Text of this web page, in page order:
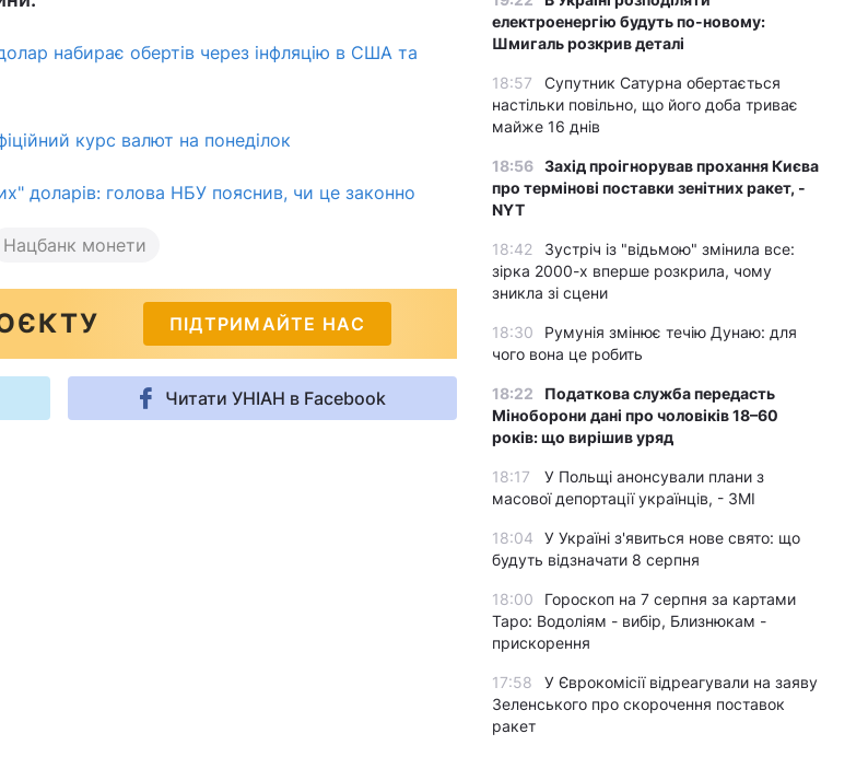
набирає обертів через інфляцію в США та
курс валют на понеділок
доларів: голова НБУ пояснив, чи це законно
Нацбанк монети
ПІДТРИМАЙТЕ НАС
Читати УНІАН в Facebook
електроенергію будуть по-новому:
Шмигаль розкрив деталі
18:57
Супутник Сатурна обертається
настільки повільно, що його доба триває
майже 16 днів
18:56 Захід проігнорував прохання Києва
про термінові поставки зенітних ракет, -
NYT
18:42
Зустріч із "відьмою" змінила все:
зірка 2000-х вперше розкрила, чому
зникла зі сцени
18:30
Румунія змінює течію Дунаю: для
чого вона це робить
18:22
Податкова служба передасть
Міноборони дані про чоловіків 18–60
років: що вирішив уряд
18:17
У Польщі анонсували плани з
масової депортації українців, - ЗМІ
18:04
У Україні з'явиться нове свято: що
будуть відзначати 8 серпня
18:00
Гороскоп на 7 серпня за картами
Таро: Водоліям - вибір, Близнюкам -
прискорення
17:58
У Єврокомісії відреагували на заяву
Зеленського про скорочення поставок
ракет